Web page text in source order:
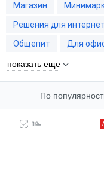
Магазин
Решения для
Общепит
Для
показать еще
По
По цене, по